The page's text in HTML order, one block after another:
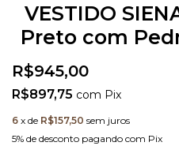
VESTIDO
Preto com
R$945,00
R$897,75 com Pix
6 x de R$157,50 sem juros
5% de desconto pagando com Pix